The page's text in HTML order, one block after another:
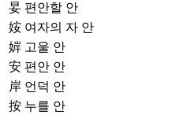
妟 편안할 안
姲 여자의 자 안
婩 고울 안
安 편안 안
岸 언덕 안
按 누를 안